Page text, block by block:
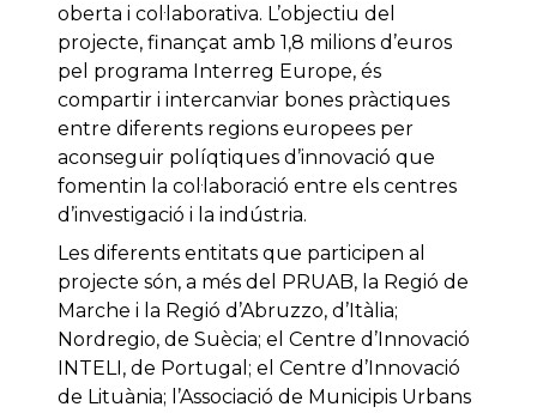
oberta i col·laborativa. L’objectiu del
projecte, finançat amb 1,8 milions d’euros
pel programa Interreg Europe, és
compartir i intercanviar bones pràctiques
entre diferents regions europees per
aconseguir políqtiques d’innovació que
fomentin la col·laboració entre els centres
d’investigació i la indústria.
Les diferents entitats que participen al
projecte són, a més del PRUAB, la Regió de
Marche i la Regió d’Abruzzo, d’Itàlia;
Nordregio, de Suècia; el Centre d’Innovació
INTELI, de Portugal; el Centre d’Innovació
de Lituània; l’Associació de Municipis Urbans